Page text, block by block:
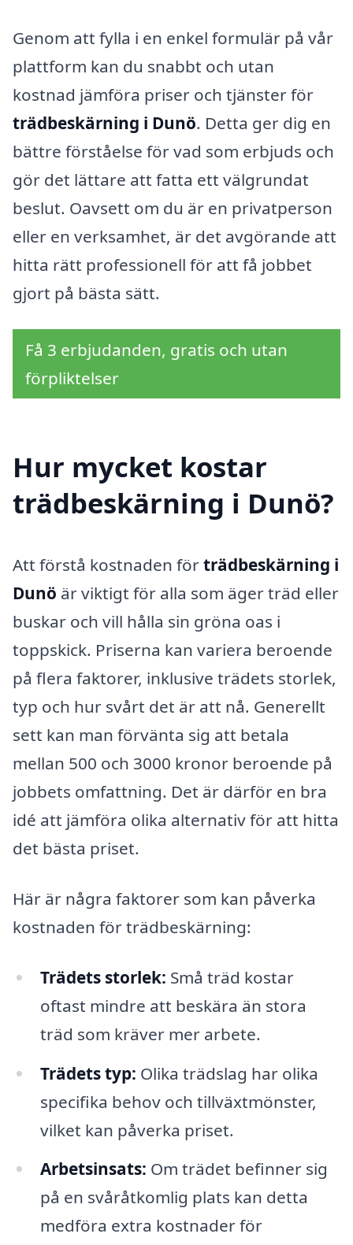
Genom att fylla i en enkel formulär på vår
plattform kan du snabbt och utan
kostnad jämföra priser och tjänster för
trädbeskärning i Dunö. Detta ger dig en
bättre förståelse för vad som erbjuds och
gör det lättare att fatta ett välgrundat
beslut. Oavsett om du är en privatperson
eller en verksamhet, är det avgörande att
hitta rätt professionell för att få jobbet
gjort på bästa sätt.
Få 3 erbjudanden, gratis och utan
förpliktelser
Hur mycket kostar
trädbeskärning i Dunö?
Att förstå kostnaden förträdbeskärning i
Dunö är viktigt för alla som äger träd eller
buskar och vill hålla sin gröna oas i
toppskick. Priserna kan variera beroende
på flera faktorer, inklusive trädets storlek,
typ och hur svårt det är att nå. Generellt
sett kan man förvänta sig att betala
mellan 500 och 3000 kronor beroende på
jobbets omfattning. Det är därför en bra
idé att jämföra olika alternativ för att hitta
det bästa priset.
Här är några faktorer som kan påverka
kostnaden för trädbeskärning:
Trädets storlek: Små träd kostar
oftast mindre att beskära än stora
träd som kräver mer arbete.
Trädets typ: Olika trädslag har olika
specifika behov och tillväxtmönster,
vilket kan påverka priset.
Arbetsinsats: Om trädet befinner sig
på en svåråtkomlig plats kan detta
medföra extra kostnader för